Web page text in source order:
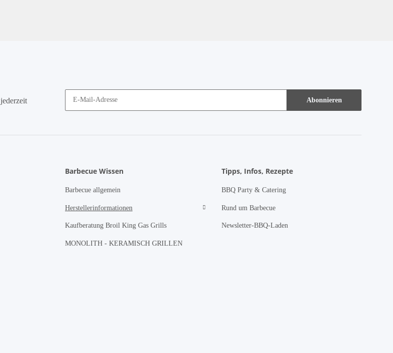
Abonnieren
Barbecue Wissen
Barbecue allgemein
Herstellerinformationen
Kaufberatung Broil King Gas Grills
MONOLITH - KERAMISCH GRILLEN
Tipps, Infos, Rezepte
BBQ Party & Catering
Rund um Barbecue
Newsletter-BBQ-Laden